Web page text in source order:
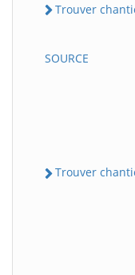
Trouver
SOURCE
Trouver